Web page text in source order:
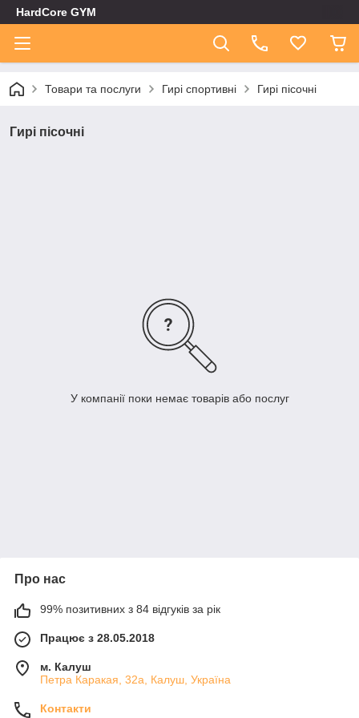
HardCore GYM
Товари та послуги Гирі спортивні Гирі пісочні
Гирі пісочні
У компанії поки немає товарів або послуг
Про нас
99% позитивних з 84 відгуків за рік
Працює з 28.05.2018
м. Калуш
Петра Каракая, 32а, Калуш, Україна
Контакти